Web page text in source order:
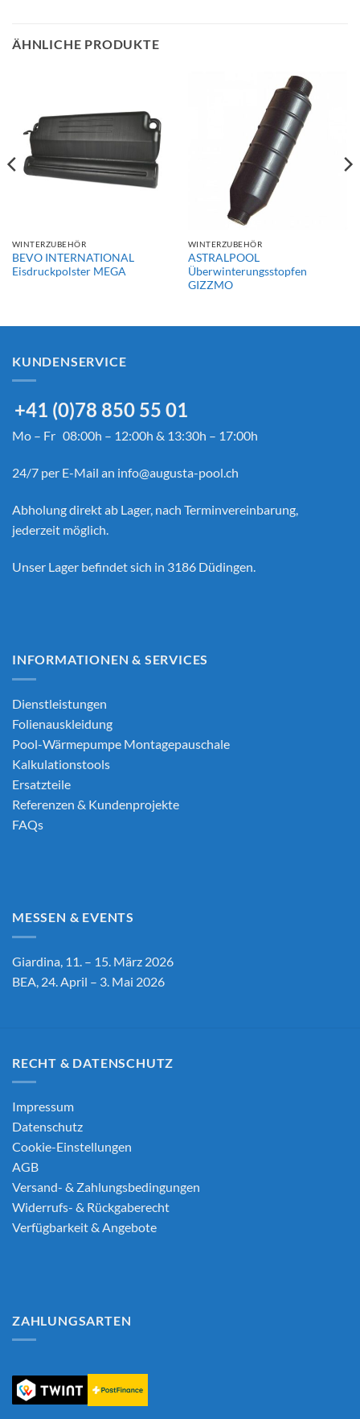
ÄHNLICHE PRODUKTE
WINTERZUBEHÖR
BEVO INTERNATIONAL
Eisdruckpolster MEGA
WINTERZUBEHÖR
ASTRALPOOL
Überwinterungsstopfen
GIZZMO
KUNDENSERVICE
+41 (0)78 850 55 01
Mo – Fr 08:00h – 12:00h & 13:30h – 17:00h
24/7 per E-Mail an info@augusta-pool.ch
Abholung direkt ab Lager, nach Terminvereinbarung,
jederzeit möglich.
Unser Lager befindet sich in 3186 Düdingen.
INFORMATIONEN & SERVICES
Dienstleistungen
Folienauskleidung
Pool-Wärmepumpe Montagepauschale
Kalkulationstools
Ersatzteile
Referenzen & Kundenprojekte
FAQs
MESSEN & EVENTS
Giardina, 11. – 15. März 2026
BEA, 24. April – 3. Mai 2026
RECHT & DATENSCHUTZ
Impressum
Datenschutz
Cookie-Einstellungen
AGB
Versand- & Zahlungsbedingungen
Widerrufs- & Rückgaberecht
Verfügbarkeit & Angebote
ZAHLUNGSARTEN